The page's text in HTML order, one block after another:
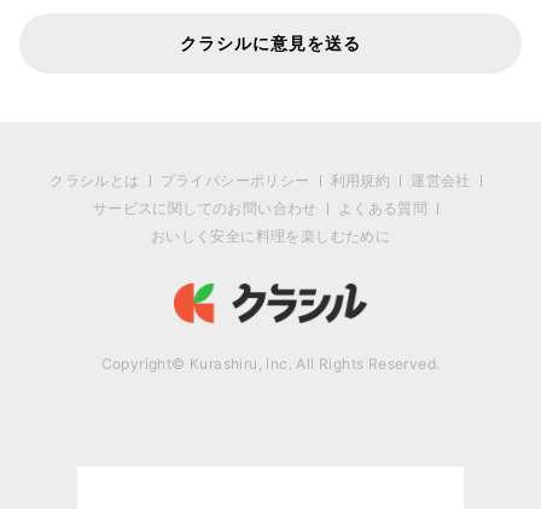
クラシルに意見を送る
クラシルとは プライバシーポリシー 利用規約
運営会社
サービスに関してのお問い合わせ
よくある質問
おいしく安全に料理を楽しむために
Copyright© Kurashiru, Inc. All Rights Reserved.